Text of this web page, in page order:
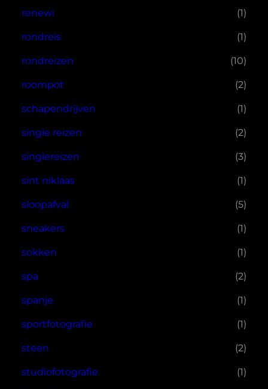
renewi (1)
rondreis (1)
rondreizen (10)
roompot (2)
schapendrijven (1)
single reizen (2)
singlereizen (3)
sint niklaas (1)
sloopafval (5)
sneakers (1)
sokken (1)
spa (2)
spanje (1)
sportfotografie (1)
steen (2)
studiofotografie (1)